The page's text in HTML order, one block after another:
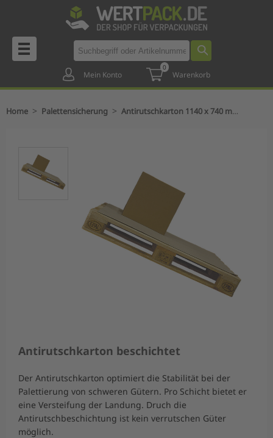
Mein Konto
0
Warenkorb
Home > Palettensicherung > Antirutschkarton 1140 x 740 mm beschichtet
Antirutschkarton beschichtet
Der Antirutschkarton optimiert die Stabilität bei der
Palettierung von schweren Gütern. Pro Schicht bietet er
eine Versteifung der Landung. Druch die
Antirutschbeschichtung ist kein verrutschen Güter
möglich.